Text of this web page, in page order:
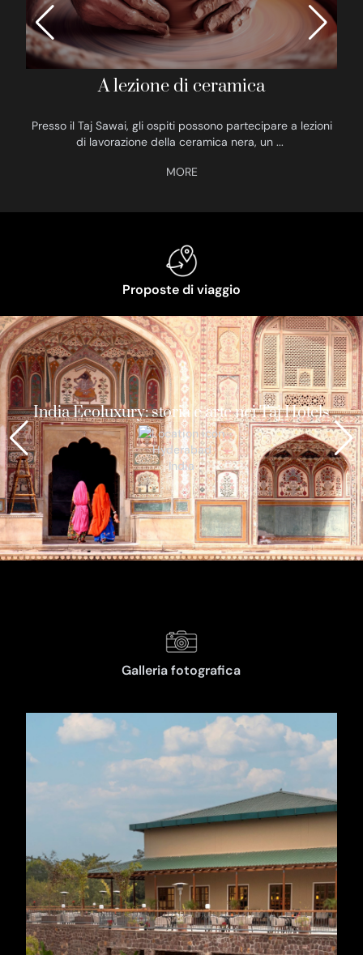
A lezione di ceramica
Presso il Taj Sawai, gli ospiti possono partecipare a lezioni
di lavorazione della ceramica nera, un ...
Proposte di viaggio
India Ecoluxury: storia e arte nei Taj Hotels
Hyderabad
India
Galleria fotografica